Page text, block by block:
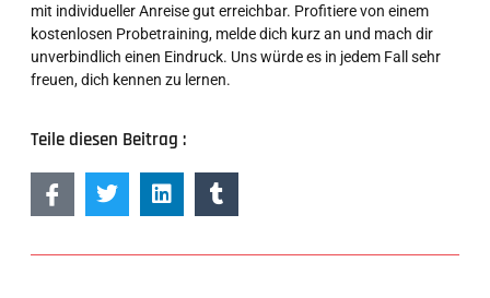
mit individueller Anreise gut erreichbar. Profitiere von einem
kostenlosen Probetraining, melde dich kurz an und mach dir
unverbindlich einen Eindruck. Uns würde es in jedem Fall sehr
freuen, dich kennen zu lernen.
Teile diesen Beitrag :